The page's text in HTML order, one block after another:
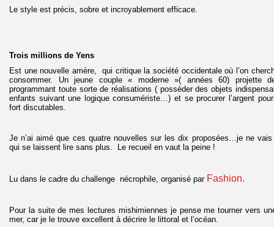
Le style est précis, sobre et incroyablement efficace.
Trois millions de Yens
Est une nouvelle amère, qui critique la société occidentale où l’on
consommer. Un jeune couple « moderne »( années 60) projette
programmant toute sorte de réalisations ( posséder des objets
enfants suivant une logique consumériste…) et se procurer l’argent
fort discutables.
Je n’ai aimé que ces quatre nouvelles sur les dix proposées…je ne
qui se laissent lire sans plus. Le recueil en vaut la peine !
Lu dans le cadre du challenge nécrophile, organisé par Fashion.
Pour la suite de mes lectures mishimiennes je pense me tourner vers
mer, car je le trouve excellent à décrire le littoral et l’océan.